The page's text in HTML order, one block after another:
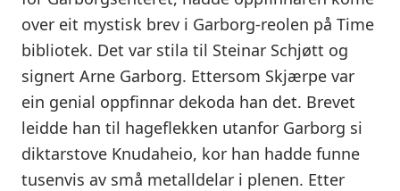
over eit mystisk brev i Garborg-reolen på Time
bibliotek. Det var stila til Steinar Schjøtt og
signert Arne Garborg. Ettersom Skjærpe var
ein genial oppfinnar dekoda han det. Brevet
leidde han til hageflekken utanfor Garborg si
diktarstove Knudaheio, kor han hadde funne
tusenvis av små metalldelar i plenen. Etter